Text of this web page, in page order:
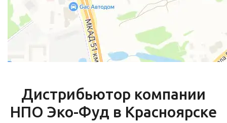
Дистрибьютор компании
НПО Эко-Фуд в Красноярске